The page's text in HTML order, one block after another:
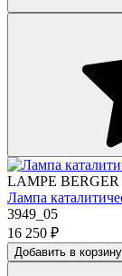
LAMPE BERGER
Лампа
3949_05
16 250 ₽
Добавить в корзину